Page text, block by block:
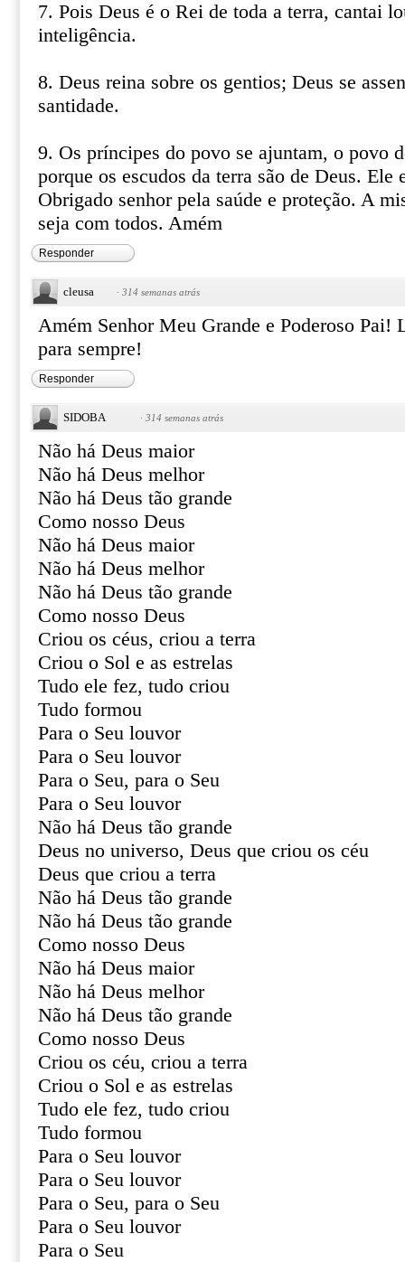
7. Pois Deus é o Rei de toda a terra, cantai
inteligência.
8. Deus reina sobre os gentios; Deus se
santidade.
9. Os príncipes do povo se ajuntam, o povo
porque os escudos da terra são de Deus. Ele
Obrigado senhor pela saúde e proteção. A
seja com todos. Amém
Responder
cleusa · 314 semanas atrás
Amém Senhor Meu Grande e Poderoso Pai!
para sempre!
Responder
SIDOBA · 314 semanas atrás
Não há Deus maior
Não há Deus melhor
Não há Deus tão grande
Como nosso Deus
Não há Deus maior
Não há Deus melhor
Não há Deus tão grande
Como nosso Deus
Criou os céus, criou a terra
Criou o Sol e as estrelas
Tudo ele fez, tudo criou
Tudo formou
Para o Seu louvor
Para o Seu louvor
Para o Seu, para o Seu
Para o Seu louvor
Não há Deus tão grande
Deus no universo, Deus que criou os céu
Deus que criou a terra
Não há Deus tão grande
Não há Deus tão grande
Como nosso Deus
Não há Deus maior
Não há Deus melhor
Não há Deus tão grande
Como nosso Deus
Criou os céu, criou a terra
Criou o Sol e as estrelas
Tudo ele fez, tudo criou
Tudo formou
Para o Seu louvor
Para o Seu louvor
Para o Seu, para o Seu
Para o Seu louvor
Para o Seu